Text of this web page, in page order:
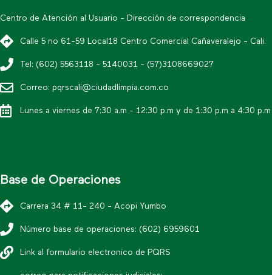
Centro de Atención al Usuario - Dirección de correspondencia
Calle 5 no 61-59 Local18 Centro Comercial Cañaveralejo - Cali.
Tel: (602) 5563118 - 5140031 - (57)3108669027
Correo: pqrscali@ciudadlimpia.com.co
Lunes a viernes de 7:30 a.m - 12:30 p.m y de 1:30 p.m a 4:30 p.m
Base de Operaciones
Carrera 34 # 11- 240 - Acopi Yumbo
Número base de operaciones: (602) 6959601
Link al formulario electronico de PQRS